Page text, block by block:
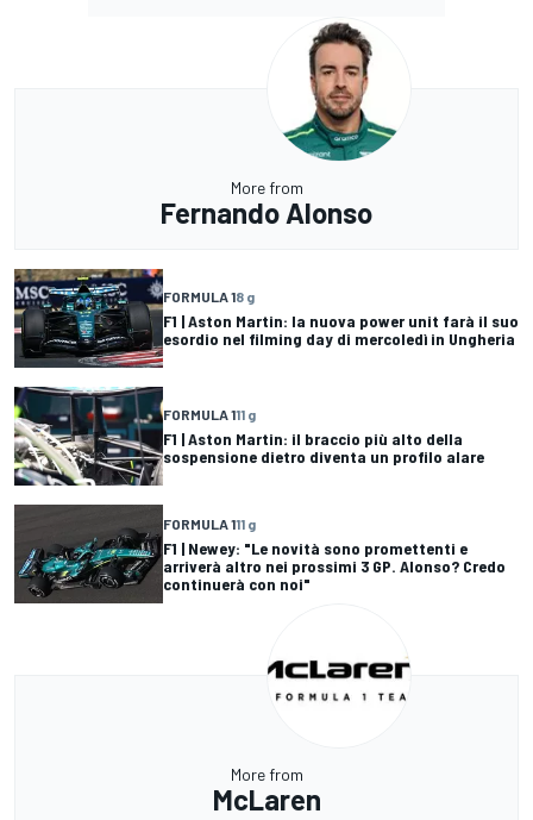
More from
Fernando Alonso
FORMULA 18 g
F1 | Aston Martin: la nuova power unit farà il suo
esordio nel filming day di mercoledì in Ungheria
FORMULA 111 g
F1 | Aston Martin: il braccio più alto della
sospensione dietro diventa un profilo alare
FORMULA 111 g
F1 | Newey: "Le novità sono promettenti e
arriverà altro nei prossimi 3 GP. Alonso? Credo
continuerà con noi"
More from
McLaren